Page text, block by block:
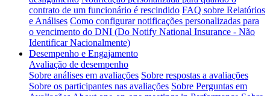
contrato de um funcionário é rescindido FAQ sobre Relatórios
e Análises Como configurar notificações personalizadas para
o vencimento do DNI (Do Notify National Insurance - Não
Identificar Nacionalmente)
Desempenho e Engajamento
Avaliação de desempenho
Sobre análises em avaliações Sobre respostas a avaliações
Sobre os participantes nas avaliações Sobre Perguntas em